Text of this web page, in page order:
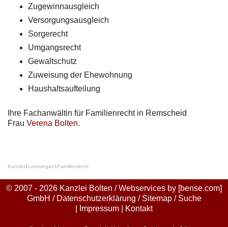
Zugewinnausgleich
Versorgungsausgleich
Sorgerecht
Umgangsrecht
Gewaltschutz
Zuweisung der Ehewohnung
Haushaltsaufteilung
Ihre Fachanwältin für Familienrecht in Remscheid
Frau Verena Bolten.
Kanzlei1 Leistungen1 Familienrecht
© 2007 - 2026 Kanzlei Bolten / Webservices by [bense.com]
GmbH / Datenschutzerklärung / Sitemap/ Suche
Impressum Kontakt